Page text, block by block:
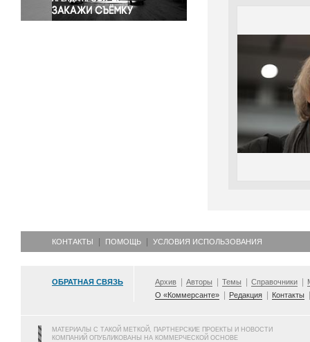
КОНТАКТЫ ПОМОЩЬ УСЛОВИЯ ИСПОЛЬЗОВАНИЯ
ОБРАТНАЯ СВЯЗЬ Архив Авторы Темы Справочники
О «Коммерсанте»
Редакция Контакты
МАТЕРИАЛЫ С ТАКОЙ МЕТКОЙ, ПАРТНЕРСКИЕ ПРОЕКТЫ И НОВОСТИ
КОМПАНИЙ ОПУБЛИКОВАНЫ НА КОММЕРЧЕСКОЙ ОСНОВЕ